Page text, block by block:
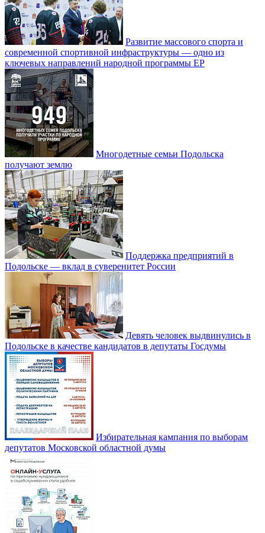
Развитие массового спорта и
современной спортивной инфраструктуры — одно из
ключевых направлений народной программы ЕР
Многодетные семьи Подольска
получают землю
Поддержка предприятий в
Подольске — вклад в суверенитет России
Девять человек выдвинулись в
Подольске в качестве кандидатов в депутаты Госдумы
Избирательная кампания по выборам
депутатов Московской областной думы